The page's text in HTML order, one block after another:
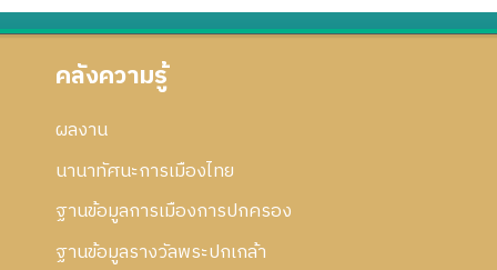
คลังความรู้
ผลงาน
นานาทัศนะการเมืองไทย
ฐานข้อมูลการเมืองการปกครอง
ฐานข้อมูลรางวัลพระปกเกล้า